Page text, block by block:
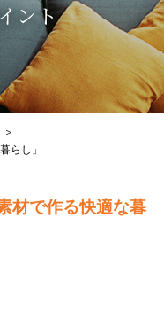
ント
らし」
材で作る快適な暮